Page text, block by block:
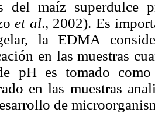
del maíz superdulce
et al., 2002). Es
la EDMA
en las muestras
pH es tomado
en las muestras
de